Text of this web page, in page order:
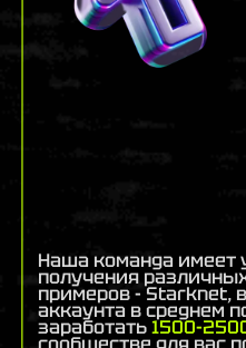
Наша команда
получения
примеров - Starknet,
аккаунта в среднем
заработать1500-